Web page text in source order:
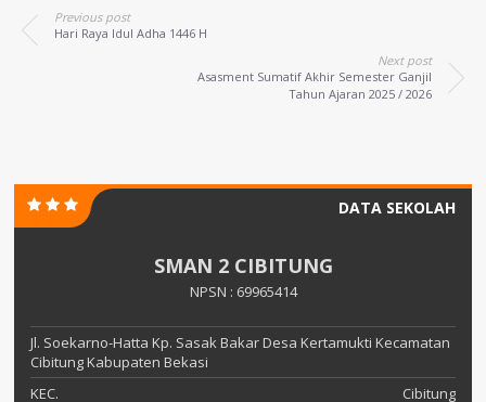
Previous post
Hari Raya Idul Adha 1446 H
Next post
Asasment Sumatif Akhir Semester Ganjil
Tahun Ajaran 2025 / 2026
DATA SEKOLAH
SMAN 2 CIBITUNG
NPSN : 69965414
Jl. Soekarno-Hatta Kp. Sasak Bakar Desa Kertamukti Kecamatan
Cibitung Kabupaten Bekasi
KEC.
Cibitung